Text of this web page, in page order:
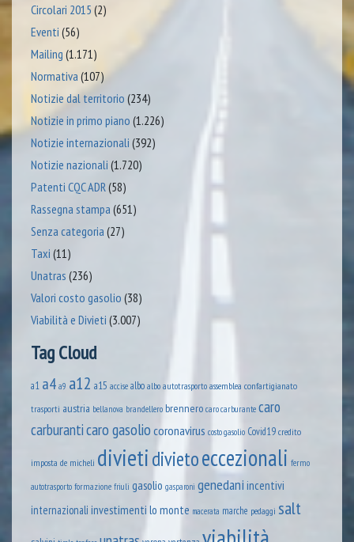
Circolari 2015 (2)
Eventi (56)
Mailing (1.171)
Normativa (107)
Notizie dal territorio (234)
Notizie in primo piano (1.226)
Notizie internazionali (392)
Notizie nazionali (1.720)
Patenti CQC ADR (58)
Rassegna stampa (651)
Senza categoria (27)
Taxi (11)
Unatras (236)
Valori costo gasolio (38)
Viabilità e Divieti (3.007)
Tag Cloud
a1 a4 a9 a12 a15 accise albo albo autotrasporto assemblea confartigianato
trasporti austria bellanova brandellero brennero caro carburante caro
carburanticaro gasoliocoronavirus costo gasolio Covid19credito
imposta de micheli divietidivietoeccezionali fermo
autotrasporto formazione friuli gasolio gasparoni genedani incentivi
internazionali investimenti lo monte macerata marche pedaggi salt